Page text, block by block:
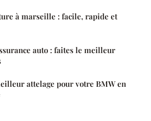
à marseille : facile, rapide et
auto : faites le meilleur
attelage pour votre BMW en